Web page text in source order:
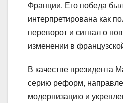
Франции. Его победа
интерпретирована как
переворот и сигнал о
изменении в
В качестве президента
серию реформ,
модернизацию и